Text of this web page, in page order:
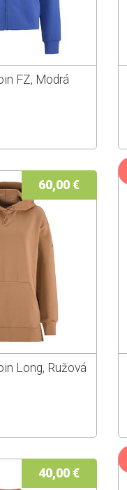
FZ, Modrá
60,00 €
Long, Ružová
40,00 €